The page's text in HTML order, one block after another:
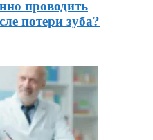
проводить
потери зуба?